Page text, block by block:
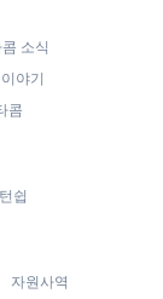
소식
야기
콤
쉽
자원사역